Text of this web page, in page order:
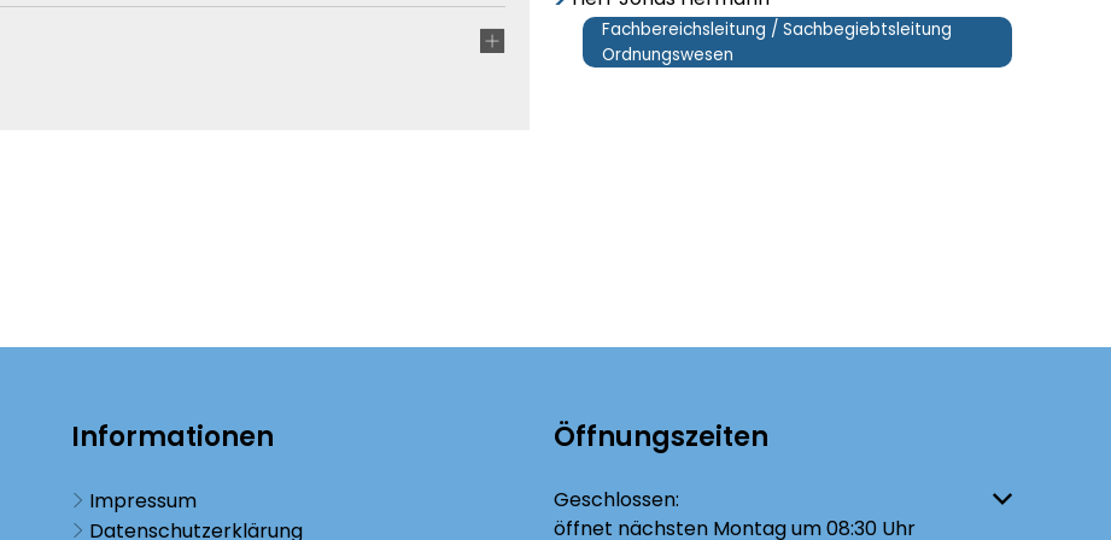
Fachbereichsleitung / Sachbegiebtsleitung
Ordnungswesen
Informationen
Impressum
Datenschutzerklärung
Öffnungszeiten
Klicken, um weitere Öffnungs- oder Schließzeiten auszublenden
Geschlossen:
öffnet nächsten Montag um 08:30 Uhr